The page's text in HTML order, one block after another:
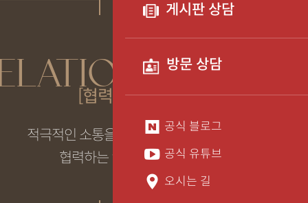
게시판 상담
방문 상담
공식 블로그
공식 유튜브
오시는 길
[협력]
적극적인 소통을 기반으로
협력하는 인재